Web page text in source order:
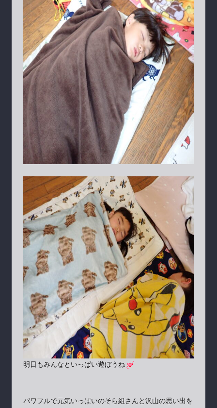
明日もみんなといっぱい遊ぼうね
パワフルで元気いっぱいのそら組さんと沢山の思い出を